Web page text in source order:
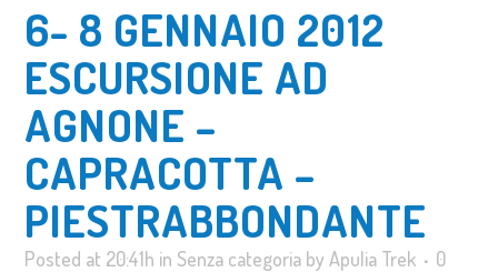
6- 8 GENNAIO 2012
ESCURSIONE AD
AGNONE –
CAPRACOTTA –
PIESTRABBONDANTE
Posted at 20:41h in Senza categoria byApulia Trek
0